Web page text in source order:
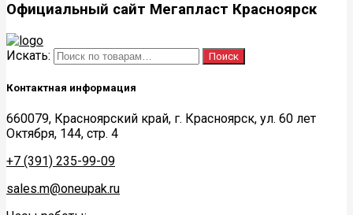
Официальный сайт Мегапласт Красноярск
Искать: Поиск
Контактная информация
660079, Красноярский край, г. Красноярск, ул. 60 лет
Октября, 144, стр. 4
+7 (391) 235-99-09
sales.m@oneupak.ru